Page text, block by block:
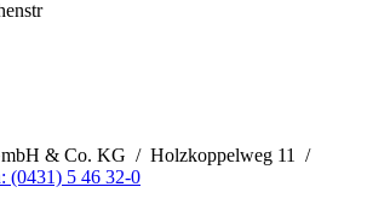
& Co. KG / Holzkoppelweg 11 /
(0431) 5 46 32-0